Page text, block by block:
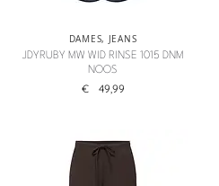
DAMES, JEANS
JDYRUBY MW WID RINSE 1015 DNM
NOOS
€ 49,99